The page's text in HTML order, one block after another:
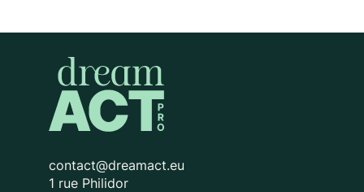
contact@dreamact.eu
1 rue Philidor